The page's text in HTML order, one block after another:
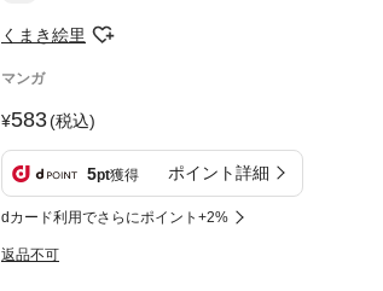
くまき絵里
マンガ
583(税込)
5pt獲得 ポイント詳細
dカード利用でさらにポイント+2%
返品不可